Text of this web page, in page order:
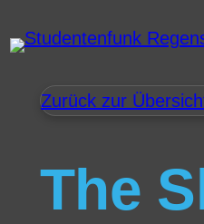
Zurück zur
The